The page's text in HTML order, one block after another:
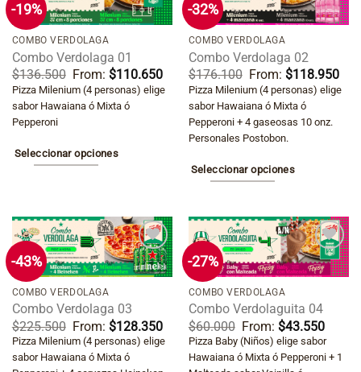
-19%
Añadir
a la
COMBO VERDOLAGA
Combo Verdolaga 01
$136.500 From: $110.650
Pizza Milenium (4 personas) elige
sabor Hawaiana ó Mixta ó
Pepperoni
Seleccionar opciones
tiene
múltiples
variantes.
Las
opciones
se
pueden
elegir
-32%
Añadir
a la
deseos
COMBO VERDOLAGA
Combo Verdolaga 02
$176.100 From: $118.950
Pizza Milenium (4 personas) elige
sabor Hawaiana ó Mixta ó
Pepperoni + 4 gaseosas 10 onz.
Personales Postobon.
Seleccionar opciones
tiene
múltiples
variantes.
Las
opciones
se
pueden
-43%
Añadir
a la
deseos
COMBO VERDOLAGA
Combo Verdolaga 03
$225.500 From: $128.350
Pizza Milenium (4 personas) elige
sabor Hawaiana ó Mixta ó
-27%
Añadir
a la
deseos
COMBO VERDOLAGA
Combo Verdolaguita 04
$60.000 From: $43.550
Pizza Baby (Niños) elige sabor
Hawaiana ó Mixta ó Pepperoni + 1